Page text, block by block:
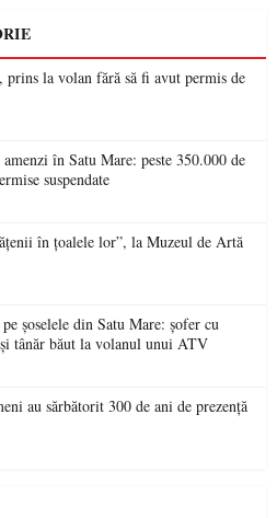
prins la volan fără să fi avut permis de
amenzi în Satu Mare: peste 350.000 de
suspendate
în țoalele lor”, la Muzeul de Artă
șoselele din Satu Mare: șofer cu
tânăr băut la volanul unui ATV
au sărbătorit 300 de ani de prezență